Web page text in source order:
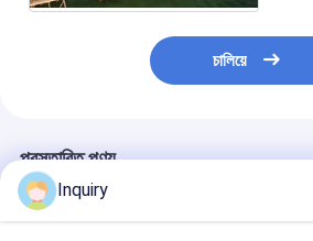
চালিয়ে
প্রস্তাবিত পণ্য
Inquiry